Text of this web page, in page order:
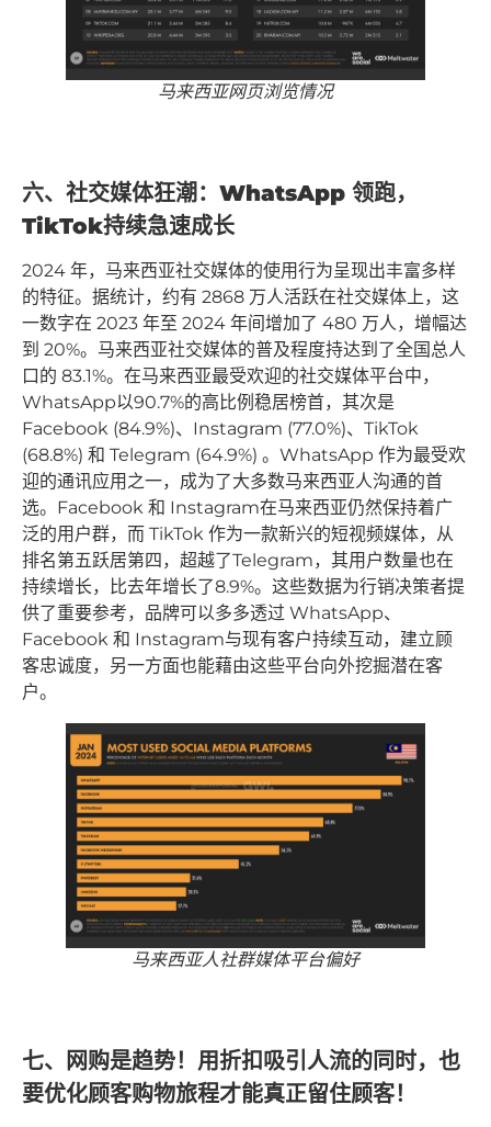
马来西亚网页浏览情况
六、社交媒体狂潮：WhatsApp 领跑，
TikTok持续急速成长
2024 年，马来西亚社交媒体的使用行为呈现出丰富多样
的特征。据统计，约有 2868 万人活跃在社交媒体上，这
一数字在 2023 年至 2024 年间增加了 480 万人，增幅达
到 20%。马来西亚社交媒体的普及程度持达到了全国总人
口的 83.1%。在马来西亚最受欢迎的社交媒体平台中，
WhatsApp以90.7%的高比例稳居榜首，其次是
Facebook (84.9%)、Instagram (77.0%)、TikTok
(68.8%) 和 Telegram (64.9%) 。WhatsApp 作为最受欢
迎的通讯应用之一，成为了大多数马来西亚人沟通的首
选。Facebook 和 Instagram在马来西亚仍然保持着广
泛的用户群，而 TikTok 作为一款新兴的短视频媒体，从
排名第五跃居第四，超越了Telegram，其用户数量也在
持续增长，比去年增长了8.9%。这些数据为行销决策者提
供了重要参考，品牌可以多多透过 WhatsApp、
Facebook 和 Instagram与现有客户持续互动，建立顾
客忠诚度，另一方面也能藉由这些平台向外挖掘潜在客
户。
马来西亚人社群媒体平台偏好
七、网购是趋势！用折扣吸引人流的同时，也
要优化顾客购物旅程才能真正留住顾客！